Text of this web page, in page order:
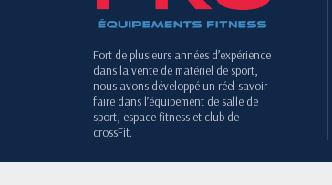
Fort de plusieurs années d’expérience
dans la vente de matériel de sport,
nous avons développé un réel savoir-
faire dans l’équipement de salle de
sport, espace fitness et club de
crossFit.